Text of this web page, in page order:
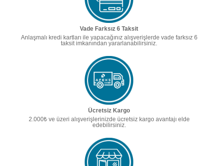
Vade Farksız 6 Taksit
Anlaşmalı kredi kartları ile yapacağınız alışverişlerde vade farksız 6
taksit imkanından yararlanabilirsiniz.
Ücretsiz Kargo
2.000₺ ve üzeri alışverişlerinizde ücretsiz kargo avantajı elde
edebilirsiniz.